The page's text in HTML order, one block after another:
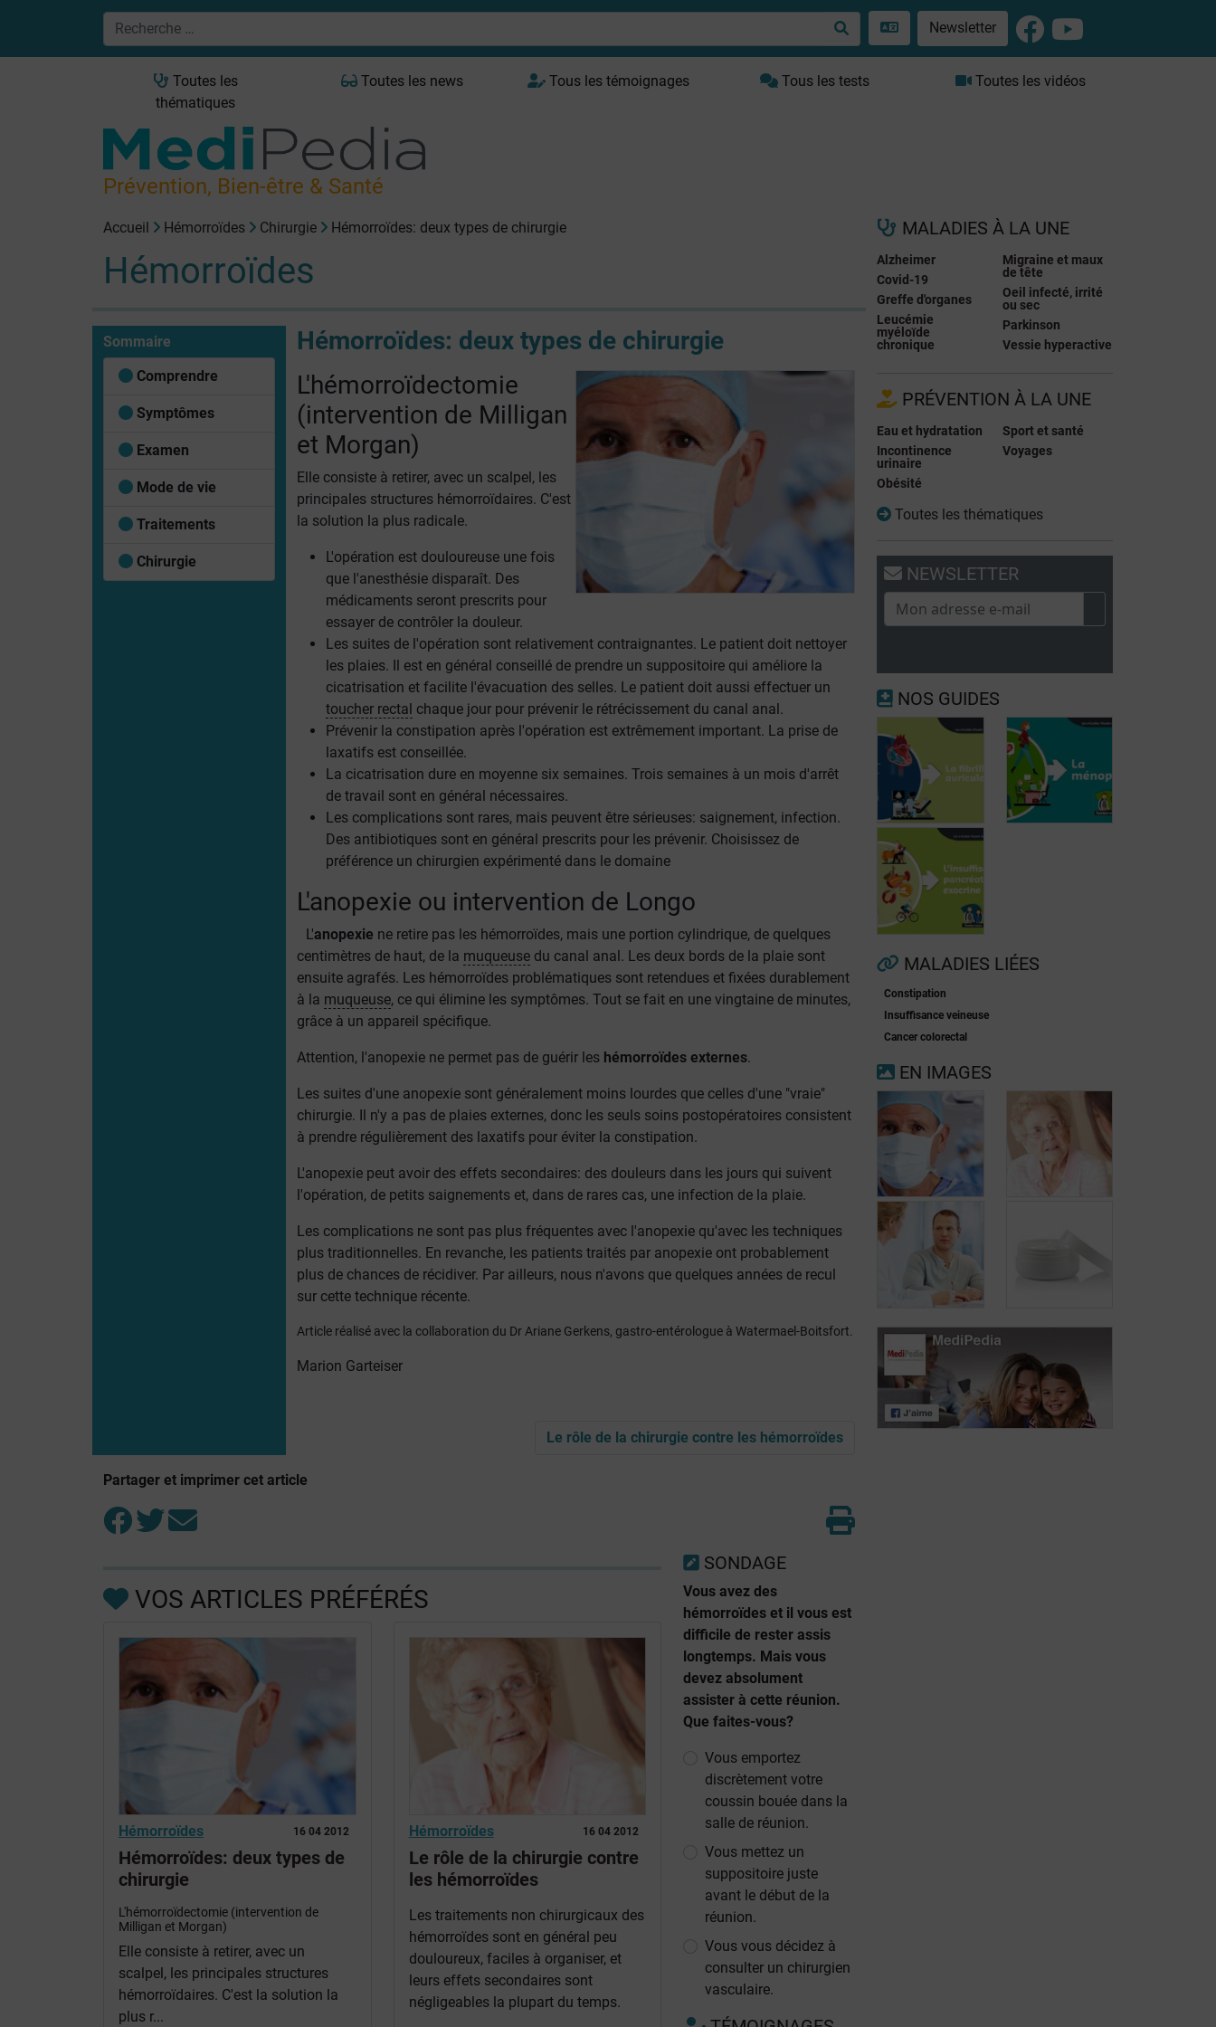
Newsletter
Toutes les
thématiques
Toutes les news Tous les témoignages Tous les tests Toutes les vidéos
Prévention, Bien-être & Santé
Accueil Hémorroïdes Chirurgie Hémorroïdes: deux types de chirurgie
Hémorroïdes
Sommaire
Comprendre
Symptômes
Examen
Mode de vie
Traitements
Chirurgie
Hémorroïdes: deux types de chirurgie
L'hémorroïdectomie
(intervention de Milligan
et Morgan)
Elle consiste à retirer, avec un scalpel, les
principales structures hémorroïdaires. C'est
la solution la plus radicale.
L'opération est douloureuse une fois
que l'anesthésie disparaît. Des
médicaments seront prescrits pour
essayer de contrôler la douleur.
Les suites de l'opération sont relativement contraignantes. Le patient doit nettoyer
les plaies. Il est en général conseillé de prendre un suppositoire qui améliore la
cicatrisation et facilite l'évacuation des selles. Le patient doit aussi effectuer un
toucher rectal chaque jour pour prévenir le rétrécissement du canal anal.
Prévenir la constipation après l'opération est extrêmement important. La prise de
laxatifs est conseillée.
La cicatrisation dure en moyenne six semaines. Trois semaines à un mois d'arrêt
de travail sont en général nécessaires.
Les complications sont rares, mais peuvent être sérieuses: saignement, infection.
Des antibiotiques sont en général prescrits pour les prévenir. Choisissez de
préférence un chirurgien expérimenté dans le domaine
L'anopexie ou intervention de Longo
L'anopexie ne retire pas les hémorroïdes, mais une portion cylindrique, de quelques
centimètres de haut, de la muqueusedu canal anal. Les deux bords de la plaie sont
ensuite agrafés. Les hémorroïdes problématiques sont retendues et fixées durablement
à la muqueuse, ce qui élimine les symptômes. Tout se fait en une vingtaine de minutes,
grâce à un appareil spécifique.
Attention, l'anopexie ne permet pas de guérir les hémorroïdes externes.
Les suites d'une anopexie sont généralement moins lourdes que celles d'une "vraie"
chirurgie. Il n'y a pas de plaies externes, donc les seuls soins postopératoires consistent
à prendre régulièrement des laxatifs pour éviter la constipation.
L'anopexie peut avoir des effets secondaires: des douleurs dans les jours qui suivent
l'opération, de petits saignements et, dans de rares cas, une infection de la plaie.
Les complications ne sont pas plus fréquentes avec l'anopexie qu'avec les techniques
plus traditionnelles. En revanche, les patients traités par anopexie ont probablement
plus de chances de récidiver. Par ailleurs, nous n'avons que quelques années de recul
sur cette technique récente.
Article réalisé avec la collaboration du Dr Ariane Gerkens, gastro-entérologue à Watermael-Boitsfort.
Marion Garteiser
Le rôle de la chirurgie contre les hémorroïdes
Partager et imprimer cet article
VOS ARTICLES PRÉFÉRÉS
16 04 2012
Hémorroïdes
Hémorroïdes: deux types de
chirurgie
L'hémorroïdectomie (intervention de
Milligan et Morgan)
Elle consiste à retirer, avec un
scalpel, les principales structures
hémorroïdaires. C'est la solution la
plus r...
16 04 2012
Hémorroïdes
Le rôle de la chirurgie contre
les hémorroïdes
Les traitements non chirurgicaux des
hémorroïdes sont en général peu
douloureux, faciles à organiser, et
leurs effets secondaires sont
négligeables la plupart du temps.
SONDAGE
Vous avez des
hémorroïdes et il vous est
difficile de rester assis
longtemps. Mais vous
devez absolument
assister à cette réunion.
Que faites-vous?
Vous emportez
discrètement votre
coussin bouée dans la
salle de réunion.
Vous mettez un
suppositoire juste
avant le début de la
réunion.
Vous vous décidez à
consulter un chirurgien
vasculaire.
MALADIES À LA UNE
Alzheimer
Covid-19
Greffe d'organes
Leucémie
myéloïde
chronique
Migraine et maux
de tête
Oeil infecté, irrité
ou sec
Parkinson
Vessie hyperactive
PRÉVENTION À LA UNE
Eau et hydratation
Incontinence
urinaire
Obésité
Sport et santé
Voyages
Toutes les thématiques
NEWSLETTER
NOS GUIDES
Fibrillation
auriculaire
Insuffisance
pancréatique
MALADIES LIÉES
Constipation
Insuffisance veineuse
Cancer colorectal
EN IMAGES
Hémorroïdes:
deux types de
chirurgie
Le rôle de la
Hémorroïdes:
traitements non
chirurgicaux
Traitements
locaux: crèmes
contre les
hémorroïdes